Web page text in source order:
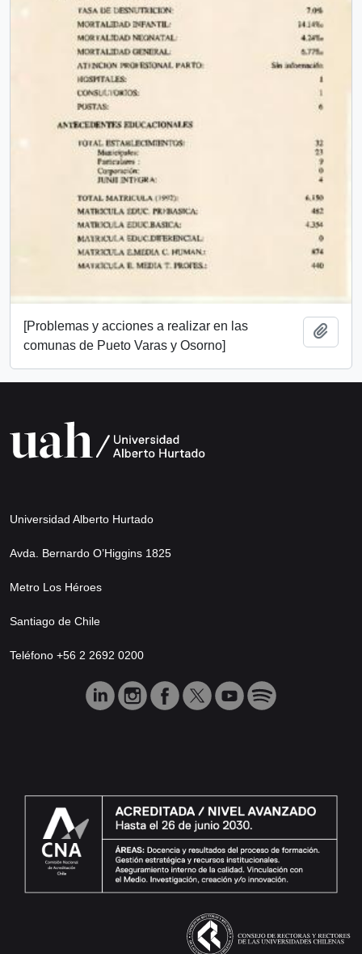
[Problemas y acciones a realizar en las
comunas de Pueto Varas y Osorno]
Universidad Alberto Hurtado
Avda. Bernardo O’Higgins 1825
Metro Los Héroes
Santiago de Chile
Teléfono +56 2 2692 0200